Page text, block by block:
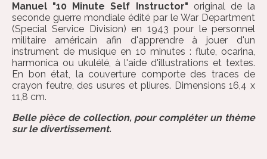
Manuel "10 Minute Self Instructor" original de la
seconde guerre mondiale édité par le War Department
(Special Service Division) en 1943 pour le personnel
militaire américain afin d'apprendre à jouer d'un
instrument de musique en 10 minutes : flute, ocarina,
harmonica ou ukulélé, à l'aide d'illustrations et textes.
En bon état, la couverture comporte des traces de
crayon feutre, des usures et pliures. Dimensions 16,4 x
11,8 cm.
Belle pièce de collection, pour compléter un thème
sur le divertissement.